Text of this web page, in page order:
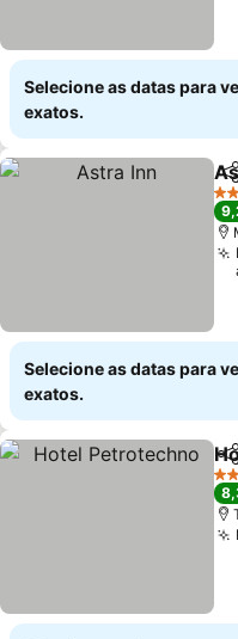
Selecione as datas para
exatos.
4
Selecione as datas para
exatos.
3